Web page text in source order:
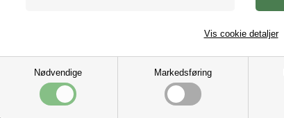
Nødvendige Markedsføring
Vis cookie detaljer